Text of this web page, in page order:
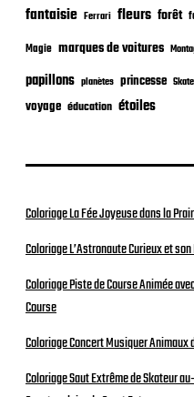
fantaisie Ferrari fleurs forêt
Magie marques de voitures
papillons planètes princesse
voyage éducation étoiles
Coloriage La Fée Joyeuse dans la
Coloriage L’Astronaute Curieux et
Coloriage Piste de Course Animée
Course
Coloriage Concert Musiquer Animaux
Coloriage Saut Extrême de Skateur